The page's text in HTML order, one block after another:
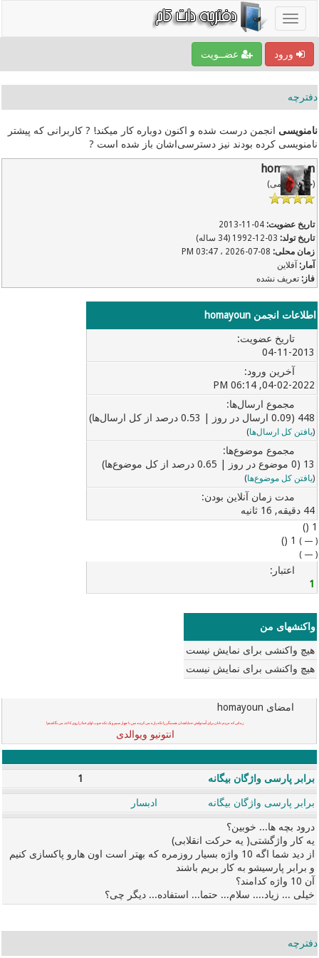
ورود عضــویت
دفترچه
نامنویسی انجمن درست شده و اکنون دوباره کار میکند! ? کاربرانی که پیشتر
نامنویسی کرده بودند نیز دسترسی‌اشان باز شده است ?
homayoun
(خیلی قدیمی)
تاریخ عضویت:04-11-2013
تاریخ تولد: 03-12-1992 (34 ساله)
زمان محلی: 08-07-2026 ، 03:47 PM
آمار: آفلاین
فاز: تعریف نشده
اطلاعات انجمن homayoun
تاریخ عضویت:
04-11-2013
آخرین ورود:
04-02-2022, 06:14 PM
مجموع ارسال‌ها:
448 (0.09 ارسال در روز | 0.53 درصد از کل ارسال‌ها)
(یافتن کل ارسال‌ها)
مجموع موضوع‌ها:
13 (0 موضوع در روز | 0.65 درصد از کل موضوع‌ها)
(یافتن کل موضوع‌ها)
مدت زمان آنلاین بودن:
44 دقیقه, 16 ثانیه
1 ()
(
—
)
1 ()
(
—
)
اعتبار:
1
واکنشهای من
هیچ واکنشی برای نمایش نیست
هیچ واکنشی برای نمایش نیست
امضای homayoun
زمانی که مردم نادان برای اُستوانش خدایانشان همدیگر را تکه پاره می کردند من با چهار سیم و یک تکه چوب اوایخدارا روی کاغذ می نگاشتم!
انتونیو ویوالدی
برابر پارسی واژگان بیگانه 1
برابر پارسی واژگان بیگانه ادبسار
درود بچه ها... خوبین؟
یه کار واژگشتی( یه حرکت انقلابی)
از دید شما اگه 10 واژه بسیار روزمره که بهتر است اون هارو پاکسازی کنیم
و برابر پارسیشو به کار بریم باشند
آن 10 واژه کدامند؟
خیلی ... زیاد.... سلام... حتما... استفاده... دیگر چی؟
دفترچه